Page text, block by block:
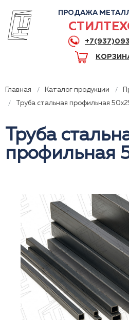
ПРОДАЖА
Главная Каталог продукции
Труба стальная профильная
Труба
профильная